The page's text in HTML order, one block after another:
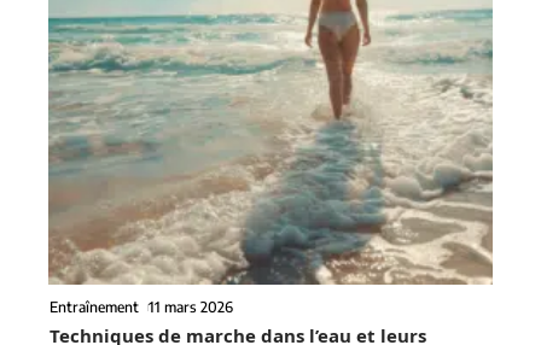
Entraînement 11 mars 2026
Techniques de marche dans l’eau et leurs